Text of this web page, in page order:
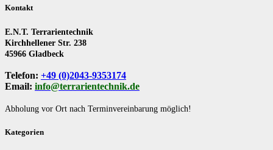
Kontakt
E.N.T. Terrarientechnik
Kirchhellener Str. 238
45966 Gladbeck
Telefon: +49 (0)2043-9353174
Email: info@terrarientechnik.de
Abholung vor Ort nach Terminvereinbarung möglich!
Kategorien